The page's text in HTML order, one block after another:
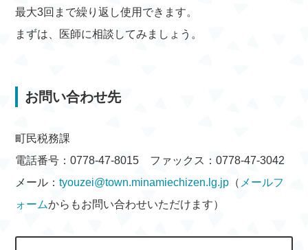
最大3回まで繰り返し使用できます。
まずは、医師に相談してみましょう。
お問い合わせ先
町民税務課
電話番号：0778-47-8015 ファックス：0778-47-3042
メール：tyouzei@town.minamiechizen.lg.jp （ メールフ
ォームからもお問い合わせいただけます）